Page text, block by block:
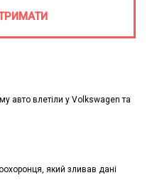
авто влетіли у Volkswagen та
який зливав дані